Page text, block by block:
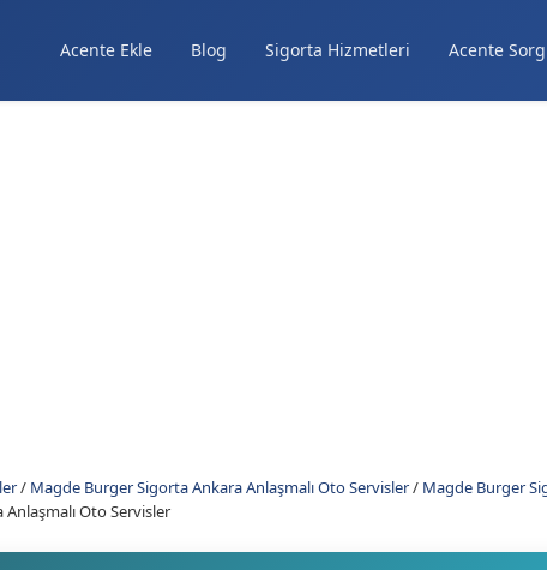
Acente Ekle Blog Sigorta Hizmetleri Acente
/ Magde Burger Sigorta Ankara Anlaşmalı Oto Servisler/ Magde Burger
Oto Servisler